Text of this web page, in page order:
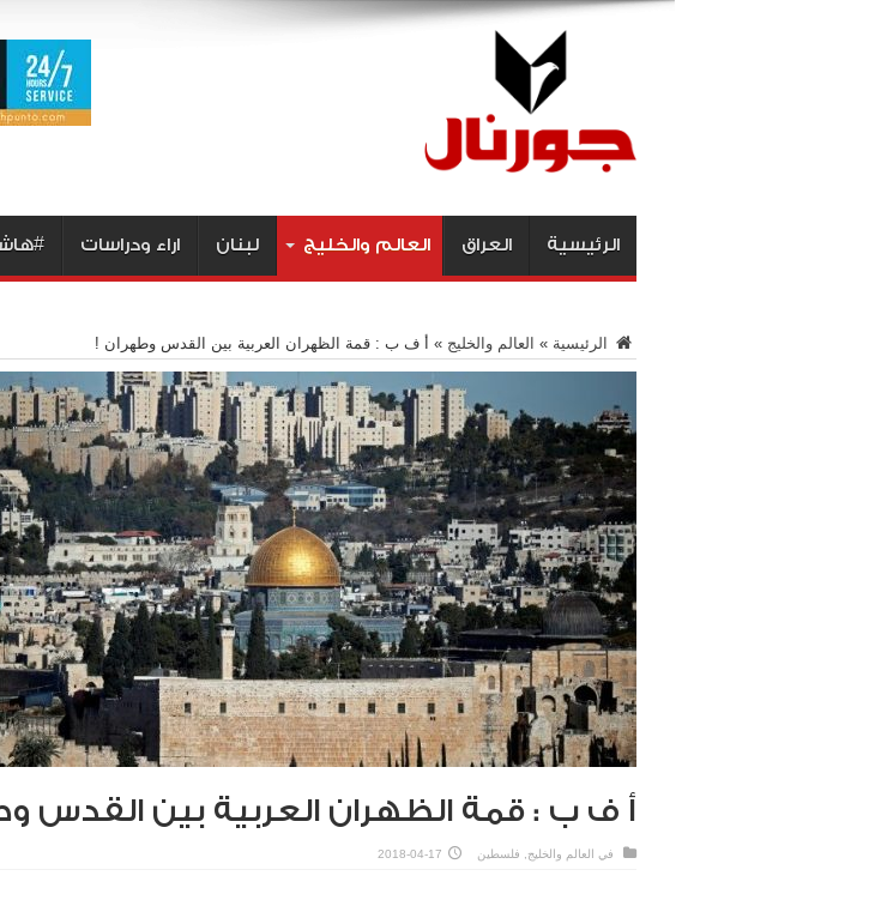
الرئيسية العراق العالم والخليج لبنان اراء ودراسات
الرئيسية » العالم والخليج » أ ف ب : قمة الظهران العربية بين القدس وطهران !
أ ف ب : قمة الظهران العربية بين القدس
في العالم والخليج فلسطين 2018-04-17